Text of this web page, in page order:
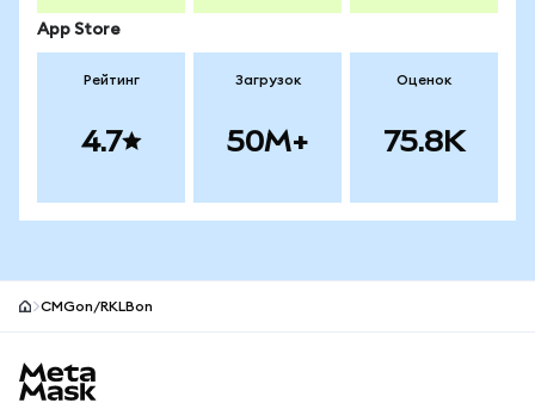
App Store
Рейтинг
4.7
Загрузок
50M+
Оценок
75.8K
CMGon/RKLBon